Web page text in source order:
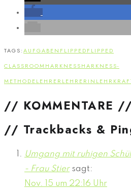
TAGS:AUFGABEN FLIPPEDFLIPPED
CLASSROOMHARKNESSHARKNESS-
METHODELEHRER LEHRERIN
// KOMMENTARE
// Trackbacks &
Umgang mit ruhigen
- Frau Stier sagt:
Nov. 15 um 22:16 Uhr